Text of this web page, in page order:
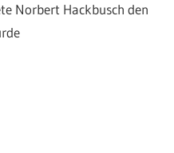
Norbert Hackbusch den